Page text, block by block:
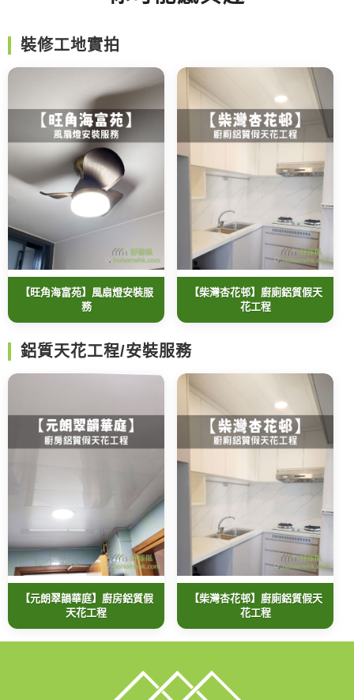
裝修工地實拍
【旺角海富苑】風扇燈安裝服
務
【柴灣杏花邨】廚廁鋁質假天
花工程
鋁質天花工程/安裝服務
【元朗翠韻華庭】廚房鋁質假
天花工程
【柴灣杏花邨】廚廁鋁質假天
花工程